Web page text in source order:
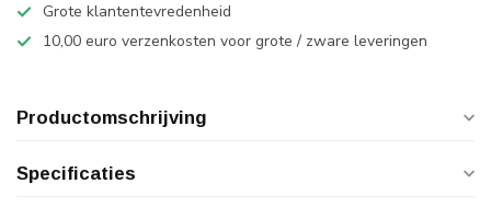
Grote klantentevredenheid
10,00 euro verzenkosten voor grote / zware leveringen
Productomschrijving
Specificaties